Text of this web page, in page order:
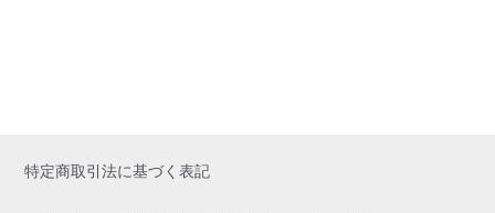
特定商取引法に基づく表記